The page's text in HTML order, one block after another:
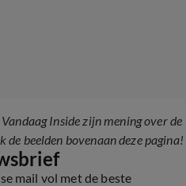
Inside zijn mening over de
beelden bovenaan deze pagina!
mail vol met de beste